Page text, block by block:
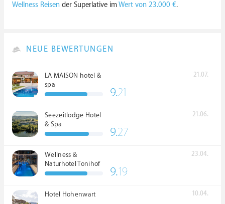
Wellness Reisen der Superlative imWert von 23.000 €.
NEUE BEWERTUNGEN
LA MAISON hotel &
spa
21.07.
9.21
Seezeitlodge Hotel
& Spa
21.06.
9.27
Wellness &
Naturhotel Tonihof
****S
23.04.
9.19
Hotel Hohenwart 10.04.